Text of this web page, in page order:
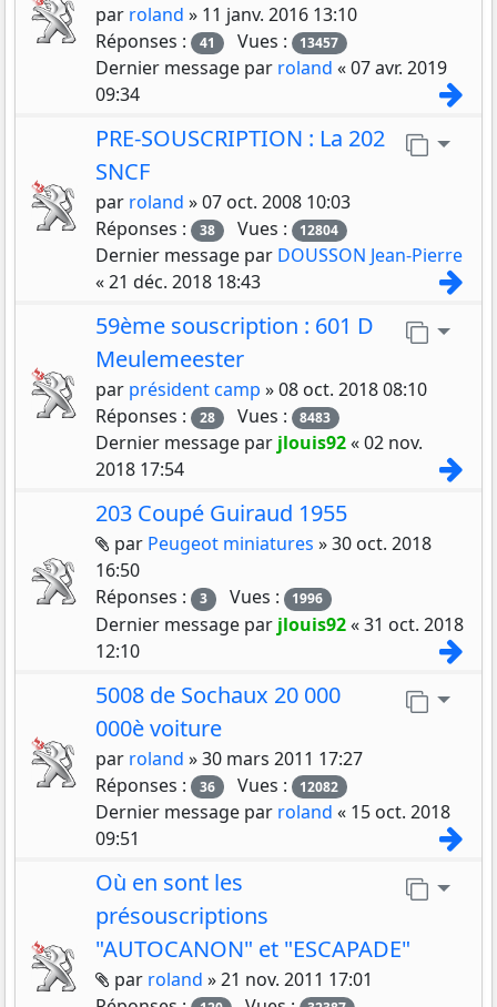
par roland » 11 janv. 2016 13:10
Réponses :
41 Vues : 13457
Dernier message par roland «07 avr. 2019
09:34
Aller
PRE-SOUSCRIPTION : La 202
SNCF
par roland »07 oct. 2008 10:03
Réponses :
38 Vues : 12804
Dernier message par DOUSSON Jean-Pierre
«21 déc. 2018 18:43
Aller
59ème souscription : 601 D
Meulemeester
par président camp »08 oct. 2018 08:10
Réponses :
28 Vues : 8483
Dernier message par jlouis92«02 nov.
2018 17:54
203 Coupé Guiraud 1955
Pièces jointes
par Peugeot miniatures »30 oct. 2018
16:50
Réponses :
3 Vues : 1996
Dernier message par jlouis92«31 oct. 2018
12:10
Aller
5008 de Sochaux 20 000
000è voiture
par roland »30 mars 2011 17:27
Réponses :
36 Vues : 12082
Dernier message par roland « 15 oct. 2018
09:51
Aller
Où en sont les
présouscriptions
"AUTOCANON" et "ESCAPADE"
Pièces jointes
par roland »21 nov. 2011 17:01